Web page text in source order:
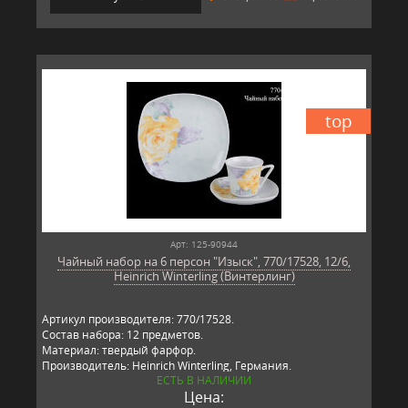
top
Арт: 125-90944
Чайный набор на 6 персон "Изыск", 770/17528, 12/6,
Heinrich Winterling (Винтерлинг)
Артикул производителя: 770/17528.
Состав набора: 12 предметов.
Материал: твердый фарфор.
Производитель: Heinrich Winterling, Германия.
ЕСТЬ В НАЛИЧИИ
Цена: